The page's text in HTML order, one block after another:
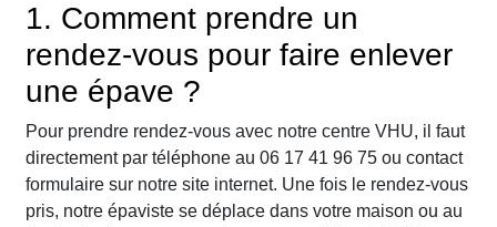
1. Comment prendre un
rendez-vous pour faire enlever
une épave ?
Pour prendre rendez-vous avec notre centre VHU, il faut
directement par téléphone au 06 17 41 96 75 ou contact
formulaire sur notre site internet. Une fois le rendez-vous
pris, notre épaviste se déplace dans votre maison ou au